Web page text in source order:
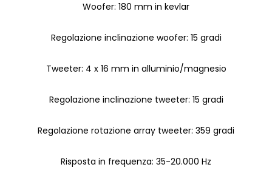
Woofer: 180 mm in kevlar
Regolazione inclinazione woofer: 15 gradi
Tweeter: 4 x 16 mm in alluminio/magnesio
Regolazione inclinazione tweeter: 15 gradi
Regolazione rotazione array tweeter: 359 gradi
Risposta in frequenza: 35-20.000 Hz